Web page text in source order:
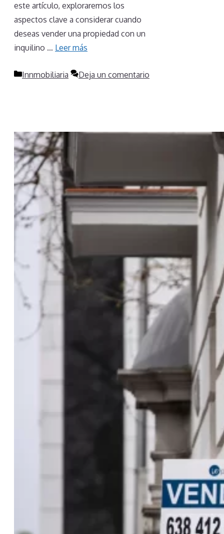
este artículo, exploraremos los
aspectos clave a considerar cuando
deseas vender una propiedad con un
inquilino … Leer más
Categorías
Innmobiliaria Deja un comentario